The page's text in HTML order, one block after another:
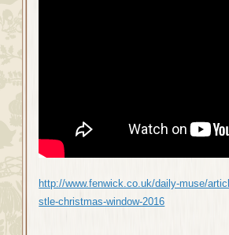
http://www.fenwick.co.uk/daily-muse/
stle-christmas-window-2016